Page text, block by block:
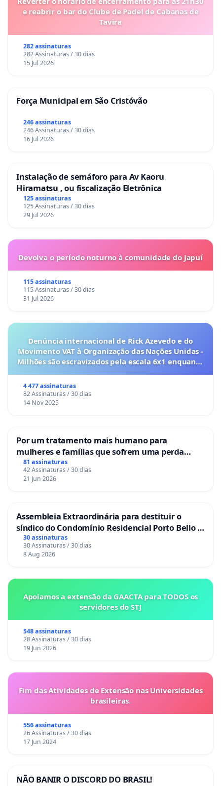
e reabrir o bar do Clube de Padel de Cabanas de
Tavira
282 assinaturas
282 Assinaturas / 30 dias
15 Jul 2026
Força Municipal em São Cristóvão
246 assinaturas
246 Assinaturas / 30 dias
16 Jul 2026
Instalação de semáforo para Av Kaoru
Hiramatsu , ou fiscalização Eletrônica
125 assinaturas
125 Assinaturas / 30 dias
29 Jul 2026
Devolva o período noturno à comunidade do Japuí
115 assinaturas
115 Assinaturas / 30 dias
31 Jul 2026
Denúncia internacional de Rick Azevedo e do
Movimento VAT à Organização das Nações Unidas -
Milhões são escravizados pela escala 6x1 enquanto
4 477 assinaturas
82 Assinaturas / 30 dias
14 Nov 2025
Por um tratamento mais humano para
mulheres e famílias que sofrem uma perda
gestacional nos hospitais portugueses
81 assinaturas
42 Assinaturas / 30 dias
21 Jun 2026
Assembleia Extraordinária para destituir o
síndico do Condomínio Residencial Porto Bello -
La Casa
30 assinaturas
30 Assinaturas / 30 dias
8 Aug 2026
Apoiamos a extensão da GAACTA para TODOS os
servidores do STJ
548 assinaturas
28 Assinaturas / 30 dias
19 Jun 2026
Fim das Atividades de Extensão nas Universidades
brasileiras.
556 assinaturas
26 Assinaturas / 30 dias
17 Jun 2024
NÃO BANIR O DISCORD DO BRASIL!